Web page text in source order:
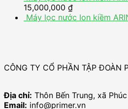
15,000,000 ₫
Máy lọc nước Ion kiềm
CÔNG TY CỔ PHẦN TẬP ĐOÀN
Địa chỉ: Thôn Bến Trung, xã
Email: info@primer.vn